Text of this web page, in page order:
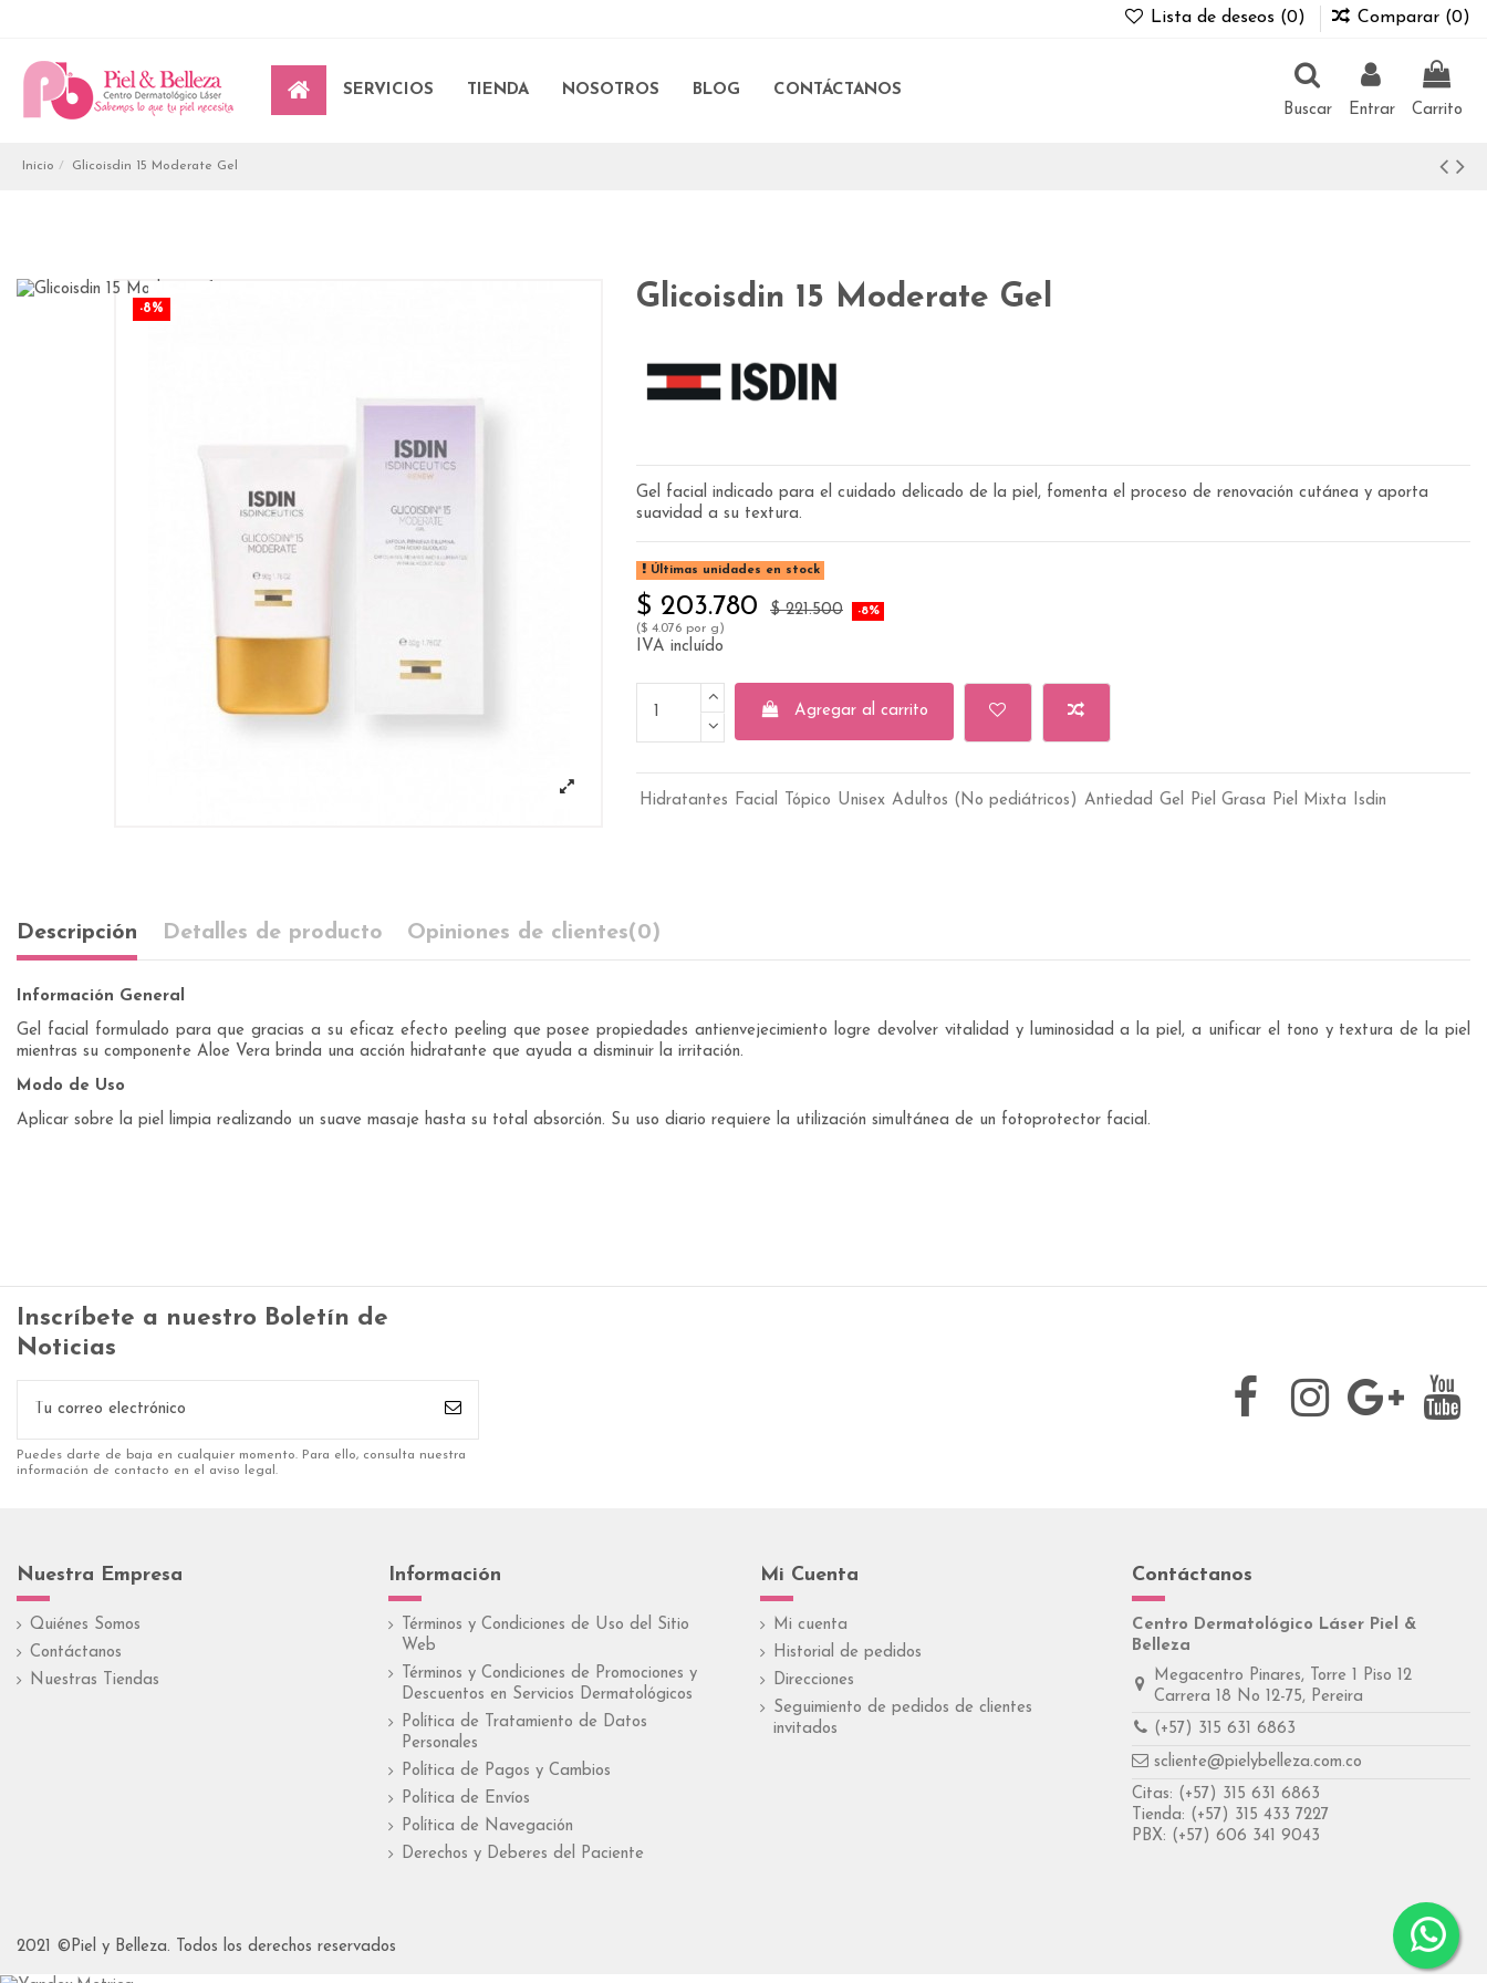
Lista de deseos (0) Comparar (0)
SERVICIOS TIENDA NOSOTROS BLOG
CONTÁCTANOS
Buscar
Entrar Carrito
Inicio Glicoisdin 15 Moderate Gel
-8% Glicoisdin 15 Moderate Gel
Gel facial indicado para el cuidado delicado de la piel, fomenta el proceso de renovación cutánea y aporta
suavidad a su textura.
Últimas unidades en stock
$ 203.780 $ 221.500 -8%
($ 4.076 por g)
IVA incluído
Agregar al carrito
Hidratantes Facial Tópico Unisex Adultos (No pediátricos) Antiedad Gel Piel Grasa Piel Mixta Isdin
Descripción Detalles de producto Opiniones de clientes(0)
Información General
Gel facial formulado para que gracias a su eficaz efecto peeling que posee propiedades antienvejecimiento logre devolver vitalidad y luminosidad a la piel, a unificar el tono y textura de la piel
mientras su componente Aloe Vera brinda una acción hidratante que ayuda a disminuir la irritación.
Modo de Uso
Aplicar sobre la piel limpia realizando un suave masaje hasta su total absorción. Su uso diario requiere la utilización simultánea de un fotoprotector facial.
Inscríbete a nuestro Boletín de
Noticias
Puedes darte de baja en cualquier momento. Para ello, consulta nuestra
información de contacto en el aviso legal.
Nuestra Empresa
Quiénes Somos
Contáctanos
Nuestras Tiendas
Información
Términos y Condiciones de Uso del Sitio
Web
Términos y Condiciones de Promociones y
Descuentos en Servicios Dermatológicos
Política de Tratamiento de Datos
Personales
Política de Pagos y Cambios
Política de Envíos
Política de Navegación
Derechos y Deberes del Paciente
Mi Cuenta
Mi cuenta
Historial de pedidos
Direcciones
Seguimiento de pedidos de clientes
invitados
Contáctanos
Centro Dermatológico Láser Piel &
Belleza
Megacentro Pinares, Torre 1 Piso 12
Carrera 18 No 12-75, Pereira
(+57) 315 631 6863
scliente@pielybelleza.com.co
Citas: (+57) 315 631 6863
Tienda: (+57) 315 433 7227
PBX: (+57) 606 341 9043
2021 ©Piel y Belleza. Todos los derechos reservados